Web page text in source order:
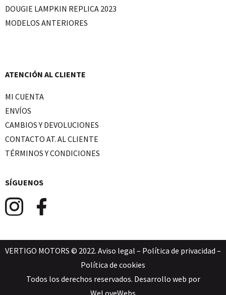
DOUGIE LAMPKIN REPLICA 2023
MODELOS ANTERIORES
ATENCIÓN AL CLIENTE
MI CUENTA
ENVÍOS
CAMBIOS Y DEVOLUCIONES
CONTACTO AT. AL CLIENTE
TÉRMINOS Y CONDICIONES
SÍGUENOS
VERTIGO MOTORS © 2022. Aviso legal – Política de privacidad –
Política de cookies
Todos los derechos reservados. Desarrollo web por
WeLoveWebs